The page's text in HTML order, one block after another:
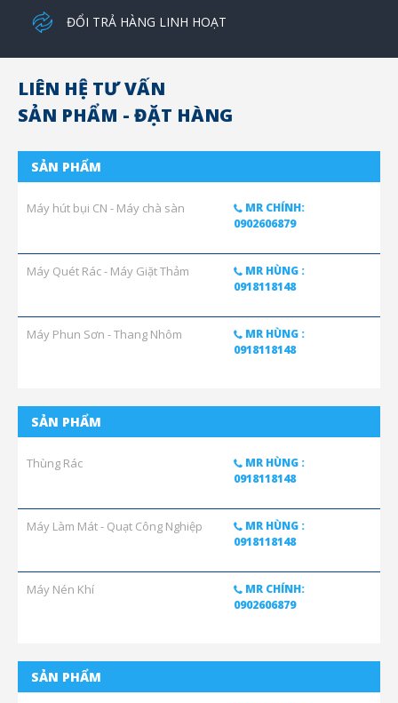
ĐỔI TRẢ HÀNG LINH HOẠT
LIÊN HỆ TƯ VẤN
SẢN PHẨM - ĐẶT HÀNG
SẢN PHẨM
Máy hút bụi CN - Máy chà sàn
MR CHÍNH:
0902606879
Máy Quét Rác - Máy Giặt Thảm
MR HÙNG :
0918118148
Máy Phun Sơn - Thang Nhôm
MR HÙNG :
0918118148
SẢN PHẨM
Thùng Rác
MR HÙNG :
0918118148
Máy Làm Mát - Quạt Công Nghiệp
MR HÙNG :
0918118148
Máy Nén Khí
MR CHÍNH:
0902606879
SẢN PHẨM